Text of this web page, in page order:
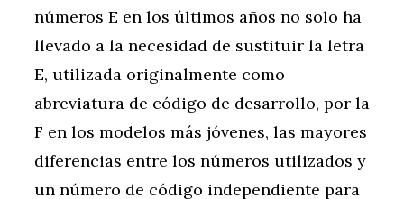
números E en los últimos años no solo ha
llevado a la necesidad de sustituir la letra
E, utilizada originalmente como
abreviatura de código de desarrollo, por la
F en los modelos más jóvenes, las mayores
diferencias entre los números utilizados y
un número de código independiente para